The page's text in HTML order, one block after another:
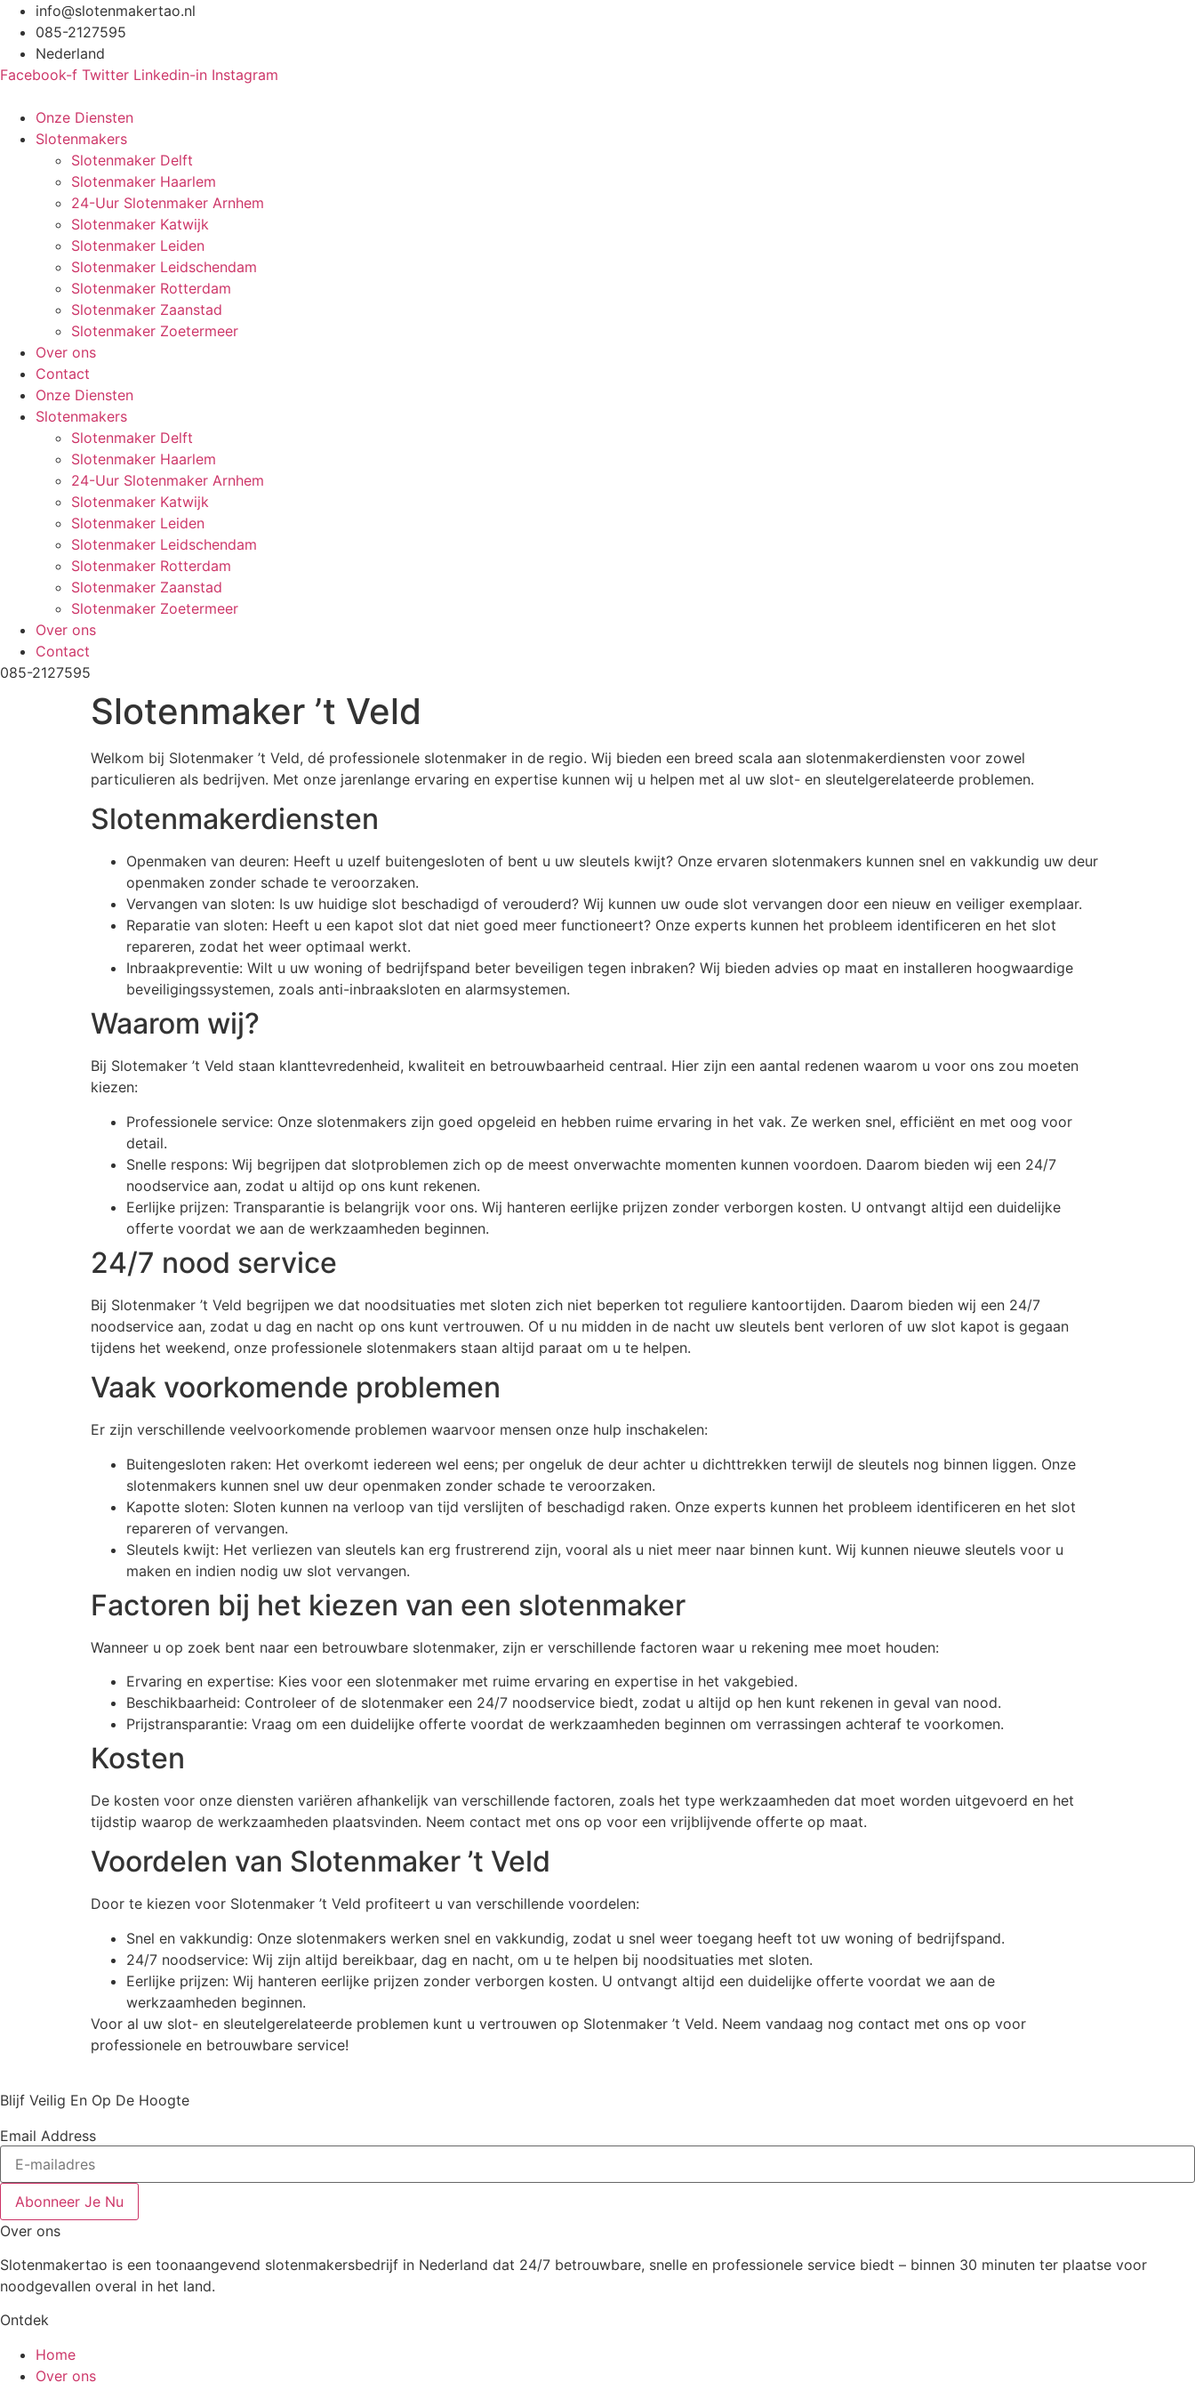
naar
inhoud
info@slotenmakertao.nl
085-2127595
Nederland
Facebook-f Twitter Linkedin-in Instagram
Onze Diensten
Slotenmakers
Slotenmaker Delft
Slotenmaker Haarlem
24-Uur Slotenmaker Arnhem
Slotenmaker Katwijk
Slotenmaker Leiden
Slotenmaker Leidschendam
Slotenmaker Rotterdam
Slotenmaker Zaanstad
Slotenmaker Zoetermeer
Over ons
Contact
Onze Diensten
Slotenmakers
Slotenmaker Delft
Slotenmaker Haarlem
24-Uur Slotenmaker Arnhem
Slotenmaker Katwijk
Slotenmaker Leiden
Slotenmaker Leidschendam
Slotenmaker Rotterdam
Slotenmaker Zaanstad
Slotenmaker Zoetermeer
Over ons
Contact
085-2127595
Slotenmaker ’t Veld
Welkom bij Slotenmaker ’t Veld, dé professionele slotenmaker in de regio. Wij bieden een breed scala aan slotenmakerdiensten voor zowel
particulieren als bedrijven. Met onze jarenlange ervaring en expertise kunnen wij u helpen met al uw slot- en sleutelgerelateerde problemen.
Slotenmakerdiensten
Openmaken van deuren: Heeft u uzelf buitengesloten of bent u uw sleutels kwijt? Onze ervaren slotenmakers kunnen snel en vakkundig uw deur
openmaken zonder schade te veroorzaken.
Vervangen van sloten: Is uw huidige slot beschadigd of verouderd? Wij kunnen uw oude slot vervangen door een nieuw en veiliger exemplaar.
Reparatie van sloten: Heeft u een kapot slot dat niet goed meer functioneert? Onze experts kunnen het probleem identificeren en het slot
repareren, zodat het weer optimaal werkt.
Inbraakpreventie: Wilt u uw woning of bedrijfspand beter beveiligen tegen inbraken? Wij bieden advies op maat en installeren hoogwaardige
beveiligingssystemen, zoals anti-inbraaksloten en alarmsystemen.
Waarom wij?
Bij Slotemaker ’t Veld staan klanttevredenheid, kwaliteit en betrouwbaarheid centraal. Hier zijn een aantal redenen waarom u voor ons zou moeten
kiezen:
Professionele service: Onze slotenmakers zijn goed opgeleid en hebben ruime ervaring in het vak. Ze werken snel, efficiënt en met oog voor
detail.
Snelle respons: Wij begrijpen dat slotproblemen zich op de meest onverwachte momenten kunnen voordoen. Daarom bieden wij een 24/7
noodservice aan, zodat u altijd op ons kunt rekenen.
Eerlijke prijzen: Transparantie is belangrijk voor ons. Wij hanteren eerlijke prijzen zonder verborgen kosten. U ontvangt altijd een duidelijke
offerte voordat we aan de werkzaamheden beginnen.
24/7 nood service
Bij Slotenmaker ’t Veld begrijpen we dat noodsituaties met sloten zich niet beperken tot reguliere kantoortijden. Daarom bieden wij een 24/7
noodservice aan, zodat u dag en nacht op ons kunt vertrouwen. Of u nu midden in de nacht uw sleutels bent verloren of uw slot kapot is gegaan
tijdens het weekend, onze professionele slotenmakers staan altijd paraat om u te helpen.
Vaak voorkomende problemen
Er zijn verschillende veelvoorkomende problemen waarvoor mensen onze hulp inschakelen:
Buitengesloten raken: Het overkomt iedereen wel eens; per ongeluk de deur achter u dichttrekken terwijl de sleutels nog binnen liggen. Onze
slotenmakers kunnen snel uw deur openmaken zonder schade te veroorzaken.
Kapotte sloten: Sloten kunnen na verloop van tijd verslijten of beschadigd raken. Onze experts kunnen het probleem identificeren en het slot
repareren of vervangen.
Sleutels kwijt: Het verliezen van sleutels kan erg frustrerend zijn, vooral als u niet meer naar binnen kunt. Wij kunnen nieuwe sleutels voor u
maken en indien nodig uw slot vervangen.
Factoren bij het kiezen van een slotenmaker
Wanneer u op zoek bent naar een betrouwbare slotenmaker, zijn er verschillende factoren waar u rekening mee moet houden:
Ervaring en expertise: Kies voor een slotenmaker met ruime ervaring en expertise in het vakgebied.
Beschikbaarheid: Controleer of de slotenmaker een 24/7 noodservice biedt, zodat u altijd op hen kunt rekenen in geval van nood.
Prijstransparantie: Vraag om een duidelijke offerte voordat de werkzaamheden beginnen om verrassingen achteraf te voorkomen.
Kosten
De kosten voor onze diensten variëren afhankelijk van verschillende factoren, zoals het type werkzaamheden dat moet worden uitgevoerd en het
tijdstip waarop de werkzaamheden plaatsvinden. Neem contact met ons op voor een vrijblijvende offerte op maat.
Voordelen van Slotenmaker ’t Veld
Door te kiezen voor Slotenmaker ’t Veld profiteert u van verschillende voordelen:
Snel en vakkundig: Onze slotenmakers werken snel en vakkundig, zodat u snel weer toegang heeft tot uw woning of bedrijfspand.
24/7 noodservice: Wij zijn altijd bereikbaar, dag en nacht, om u te helpen bij noodsituaties met sloten.
Eerlijke prijzen: Wij hanteren eerlijke prijzen zonder verborgen kosten. U ontvangt altijd een duidelijke offerte voordat we aan de
werkzaamheden beginnen.
Voor al uw slot- en sleutelgerelateerde problemen kunt u vertrouwen op Slotenmaker ’t Veld. Neem vandaag nog contact met ons op voor
professionele en betrouwbare service!
Blijf Veilig En Op De Hoogte
Email Address
Abonneer Je Nu
Over ons
Slotenmakertao is een toonaangevend slotenmakersbedrijf in Nederland dat 24/7 betrouwbare, snelle en professionele service biedt – binnen 30 minuten ter plaatse voor
noodgevallen overal in het land.
Ontdek
Home
Over ons